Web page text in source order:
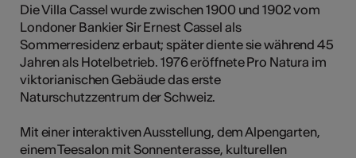
Die Villa Cassel wurde zwischen 1900 und 1902 vom
Londoner Bankier Sir Ernest Cassel als
Sommerresidenz erbaut; später diente sie während 45
Jahren als Hotelbetrieb. 1976 eröffnete Pro Natura im
viktorianischen Gebäude das erste
Naturschutzzentrum der Schweiz.
Mit einer interaktiven Ausstellung, dem Alpengarten,
einem Teesalon mit Sonnenterasse, kulturellen